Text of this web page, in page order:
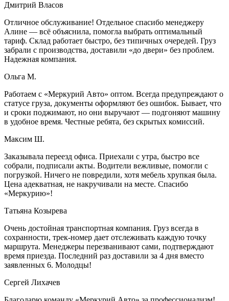
Дмитрий Власов
Отличное обслуживание! Отдельное спасибо менеджеру
Алине — всё объяснила, помогла выбрать оптимальный
тариф. Склад работает быстро, без типичных очередей. Груз
забрали с производства, доставили «до двери» без проблем.
Надежная компания.
Ольга М.
Работаем с «Меркурий Авто» оптом. Всегда предупреждают о
статусе груза, документы оформляют без ошибок. Бывает, что
и сроки поджимают, но они выручают — подгоняют машину
в удобное время. Честные ребята, без скрытых комиссий.
Максим Ш.
Заказывала переезд офиса. Приехали с утра, быстро все
собрали, подписали акты. Водители вежливые, помогли с
погрузкой. Ничего не повредили, хотя мебель хрупкая была.
Цена адекватная, не накручивали на месте. Спасибо
«Меркурию»!
Татьяна Козырева
Очень достойная транспортная компания. Груз всегда в
сохранности, трек-номер дает отслеживать каждую точку
маршрута. Менеджеры перезванивают сами, подтверждают
время приезда. Последний раз доставили за 4 дня вместо
заявленных 6. Молодцы!
Сергей Лихачев